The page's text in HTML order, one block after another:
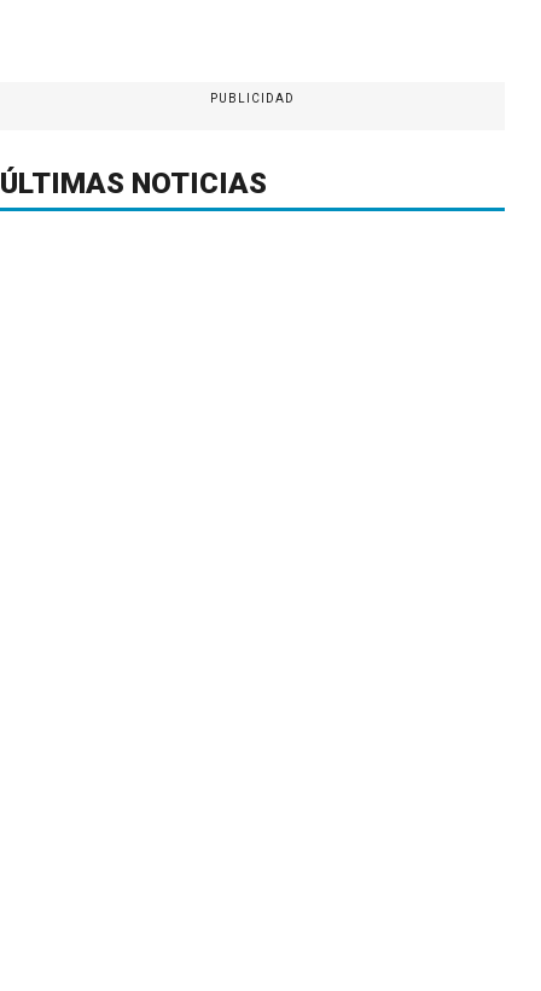
PUBLICIDAD
ÚLTIMAS NOTICIAS